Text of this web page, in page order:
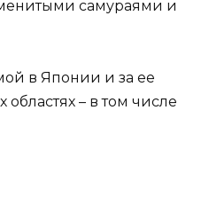
самураями и
в Японии и за ее
– в том числе